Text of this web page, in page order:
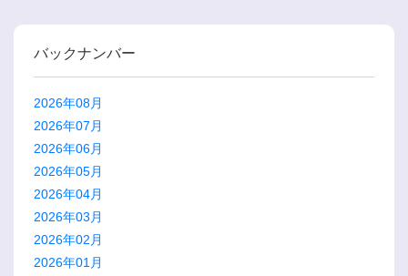
バックナンバー
2026年08月
2026年07月
2026年06月
2026年05月
2026年04月
2026年03月
2026年02月
2026年01月